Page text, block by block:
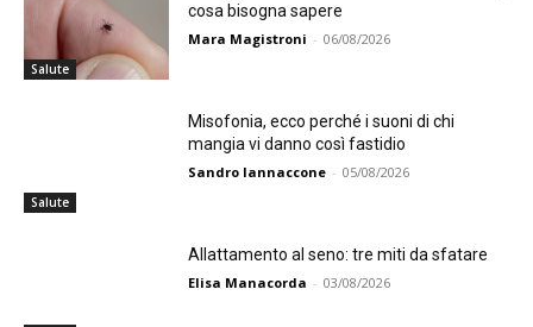
Salute
cosa bisogna sapere
Mara Magistroni - 06/08/2026
Salute
Misofonia, ecco perché i suoni di chi
mangia vi danno così fastidio
Sandro Iannaccone - 05/08/2026
Allattamento al seno: tre miti da sfatare
Elisa Manacorda - 03/08/2026